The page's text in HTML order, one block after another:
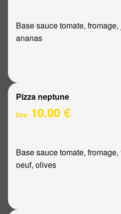
Base sauce tomate,
ananas
Pizza neptune
Dès 10.00 €
Base sauce tomate,
oeuf, olives